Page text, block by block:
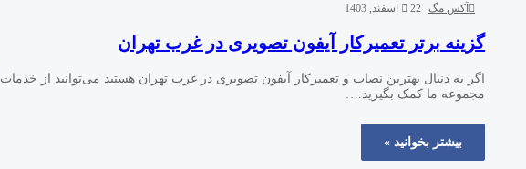
آکس مگ 22 اسفند, 1403
گزینه برتر تعمیرکار آیفون تصویری در غرب تهران
اگر به دنبال بهترین نصاب و تعمیرکار آیفون تصویری در غرب تهران هستید می‌توانید از خدمات
مجموعه ما کمک بگیرید.…
بیشتر بخوانید »